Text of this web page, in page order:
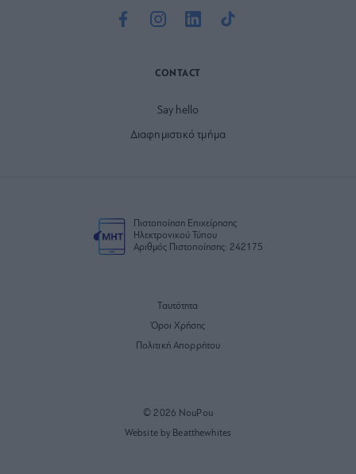
CONTACT
Say hello
Διαφημιστικό τμήμα
Πιστοποίηση Επιχείρησης
Ηλεκτρονικού Τύπου
Αριθμός Πιστοποίησης: 242175
Ταυτότητα
Όροι Χρήσης
Πολιτική Απορρήτου
© 2026 NouPou
Website by Beatthewhites